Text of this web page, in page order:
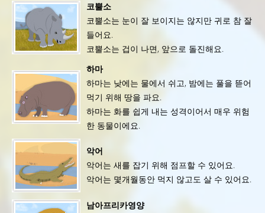
코뿔소
코뿔소는 눈이 잘 보이지는 않지만 귀로 참 잘
들어요.
코뿔소는 겁이 나면, 앞으로 돌진해요.
하마
하마는 낮에는 물에서 쉬고, 밤에는 풀을 뜯어
먹기 위해 땅을 파요.
하마는 화를 쉽게 내는 성격이어서 매우 위험
한 동물이에요.
악어
악어는 새를 잡기 위해 점프할 수 있어요.
악어는 몇개월동안 먹지 않고도 살 수 있어요.
남아프리카영양